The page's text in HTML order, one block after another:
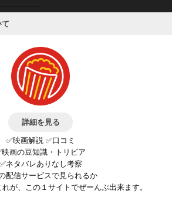
詳細を見る
✅映画解説 ✅口コミ
映画の豆知識・トリビア
✅ネタバレありなし考察
配信サービスで見られるか
が、この１サイトでぜーんぶ出来ます。